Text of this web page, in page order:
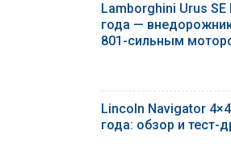
Lamborghini Urus
года —
801-сильным
Lincoln Navigator
года: обзор и тест-